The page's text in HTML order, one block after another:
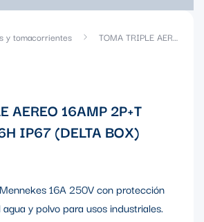
y tomacorrientes TOMA TRIPLE AEREO 16AMP 2P+T 250V AZUL 6H IP67 (DELTA BOX)
AEREO 16AMP 2P+T
IP67 (DELTA BOX)
16A 250V con protección
y polvo para usos industriales.